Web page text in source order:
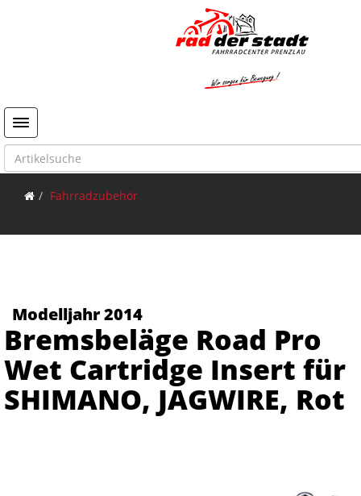
Toggle navigation
Fahrradzubehör
Modelljahr 2014
Bremsbeläge Road Pro
Wet Cartridge Insert für
SHIMANO, JAGWIRE, Rot